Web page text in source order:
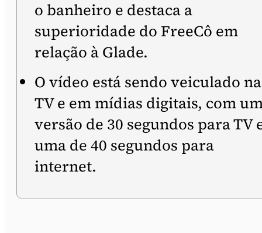
o banheiro e destaca a
superioridade do FreeCô em
relação à Glade.
O vídeo está sendo veiculado na
TV e em mídias digitais, com
versão de 30 segundos para TV
uma de 40 segundos para
internet.